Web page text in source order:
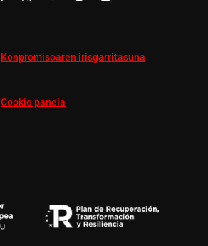
Konpromisoaren irisgarritasuna
Cookie panela